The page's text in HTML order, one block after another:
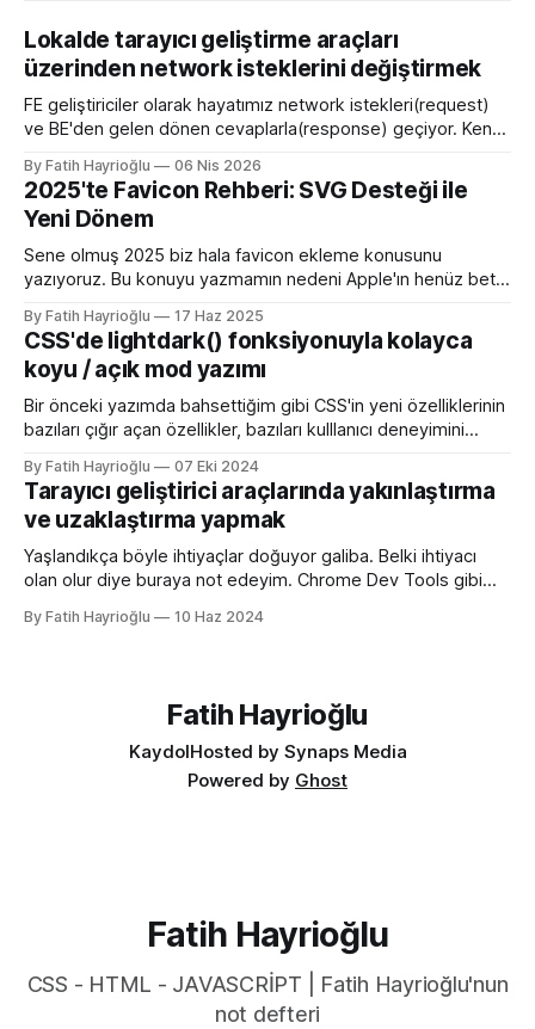
Lokalde tarayıcı geliştirme araçları
üzerinden network isteklerini değiştirmek
FE geliştiriciler olarak hayatımız network istekleri(request)
ve BE'den gelen dönen cevaplarla(response) geçiyor. Kendi
olduğunda mock server kurmak veya çeşitli kütüphanelerle
bu işi yapıyordum. Mock işini tarayıcı üzerinden yapmaya
başlayalı çok rahatladım. Süper kolaylık sağlayan bir özellik.
Genel kullanım alanları * BE
By Fatih Hayrioğlu 06 Nis 2026
2025'te Favicon Rehberi: SVG Desteği ile
Yeni Dönem
Sene olmuş 2025 biz hala favicon ekleme konusunu
yazıyoruz. Bu konuyu yazmamın nedeni Apple'ın henüz beta
oluşu. Bu vesileyle bilgileri tazelemekte fayda var. favicon,
web sitelerinin tarayıcının sayfa, sekme ve yerimi kısmında
gösterilen küçük simgelerdir. Aslında favori ikon dosyaları
By Fatih Hayrioğlu 17 Haz 2025
CSS'de lightdark() fonksiyonuyla kolayca
koyu / açık mod yazımı
Bir önceki yazımda bahsettiğim gibi CSS'in yeni özelliklerinin
bazıları çığır açan özellikler, bazıları kulllanıcı deneyimini
fonksiyonu gibi yazım kolaylığı sağlayan özellikler. lightdark()
fonksiyonu mevcut uyumlu web yazımındaki büyük sorun
olan aşağıdaki kullanımı daha anlaşılır ve düzenli hale
getirmeye yarıyor. :root { color-scheme:
By Fatih Hayrioğlu 07 Eki 2024
Tarayıcı geliştirici araçlarında yakınlaştırma
ve uzaklaştırma yapmak
Yaşlandıkça böyle ihtiyaçlar doğuyor galiba. Belki ihtiyacı
olan olur diye buraya not edeyim. Chrome Dev Tools gibi
küçük mesela :) Yazı boyutlarını büyütmek için Cmd + + and
By Fatih Hayrioğlu 10 Haz 2024
Fatih Hayrioğlu
KaydolHosted by Synaps Media
Powered by Ghost
Fatih Hayrioğlu
CSS - HTML - JAVASCRİPT | Fatih Hayrioğlu'nun
not defteri